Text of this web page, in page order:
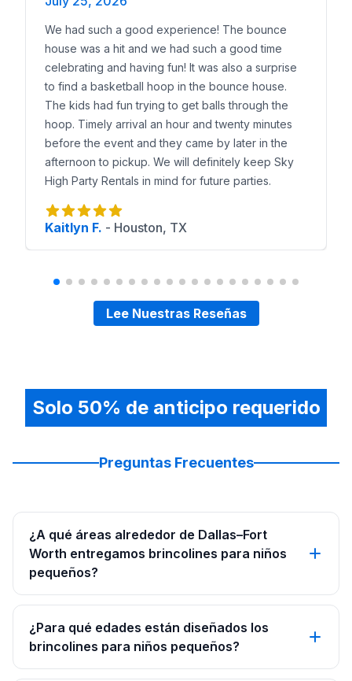
We had such a good experience! The bounce
house was a hit and we had such a good time
celebrating and having fun! It was also a surprise
to find a basketball hoop in the bounce house.
The kids had fun trying to get balls through the
hoop. Timely arrival an hour and twenty minutes
before the event and they came by later in the
afternoon to pickup. We will definitely keep Sky
High Party Rentals in mind for future parties.
Kaitlyn F. - Houston, TX
Lee Nuestras Reseñas
Solo 50% de anticipo requerido
Preguntas Frecuentes
¿A qué áreas alrededor de Dallas–Fort
Worth entregamos brincolines para niños
pequeños?
¿Para qué edades están diseñados los
brincolines para niños pequeños?